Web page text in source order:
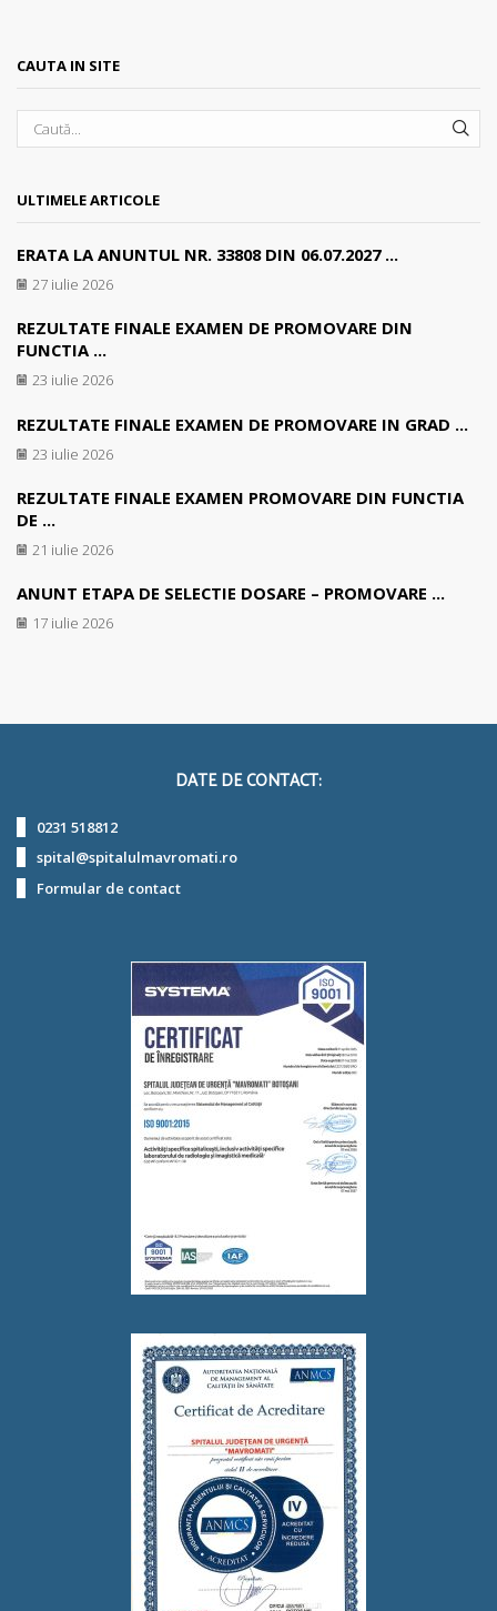
CAUTA IN SITE
ULTIMELE ARTICOLE
ERATA LA ANUNTUL NR. 33808 DIN 06.07.2027 ...
27 iulie 2026
REZULTATE FINALE EXAMEN DE PROMOVARE DIN
FUNCTIA ...
23 iulie 2026
REZULTATE FINALE EXAMEN DE PROMOVARE IN GRAD ...
23 iulie 2026
REZULTATE FINALE EXAMEN PROMOVARE DIN FUNCTIA
DE ...
21 iulie 2026
ANUNT ETAPA DE SELECTIE DOSARE – PROMOVARE ...
17 iulie 2026
DATE DE CONTACT:
0231 518812
spital@spitalulmavromati.ro
Formular de contact